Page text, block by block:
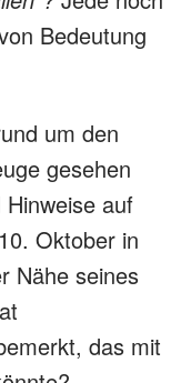
Bedeutung
um den
gesehen
auf
Oktober in
Nähe seines
das mit